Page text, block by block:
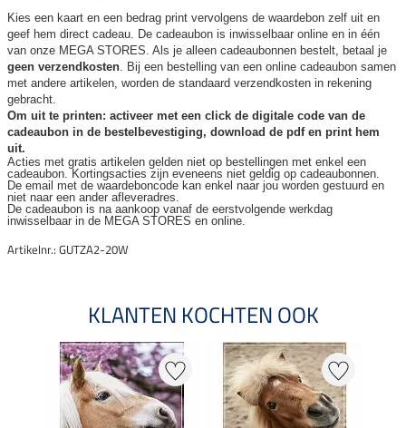
Kies een kaart en een bedrag print vervolgens de waardebon zelf uit en
geef hem direct cadeau. De cadeaubon is inwisselbaar online en in één
van onze MEGA STORES. Als je alleen cadeaubonnen bestelt, betaal je
geen verzendkosten. Bij een bestelling van een online cadeaubon samen
met andere artikelen, worden de standaard verzendkosten in rekening
gebracht.
Om uit te printen: activeer met een click de digitale code van de
cadeaubon in de bestelbevestiging, download de pdf en print hem
uit.
Acties met gratis artikelen gelden niet op bestellingen met enkel een
cadeaubon. Kortingsacties zijn eveneens niet geldig op cadeaubonnen.
De email met de waardeboncode kan enkel naar jou worden gestuurd en
niet naar een ander afleveradres.
De cadeaubon is na aankoop vanaf de eerstvolgende werkdag
inwisselbaar in de MEGA STORES en online.
Artikelnr.: GUTZA2-20W
KLANTEN KOCHTEN OOK